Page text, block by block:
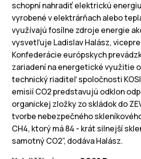
schopní nahradiť elektrickú
vyrobené v elektrárňach alebo
využívajú fosílne zdroje energie
vysvetľuje Ladislav Halász,
Konfederácie európskych
zariadení na energetické využitie
technický riaditeľ spoločnosti
emisií CO2 predstavujú odklon
organickej zložky zo skládok do
tvorbe nebezpečného
CH4, ktorý má 84 - krát silnejší
samotný CO2”, dodáva Halász.